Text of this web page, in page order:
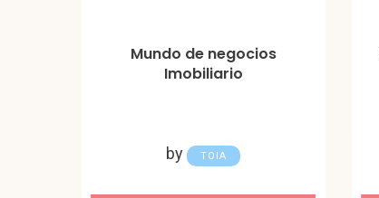
Mundo de negocios
Imobiliario
by TOIA